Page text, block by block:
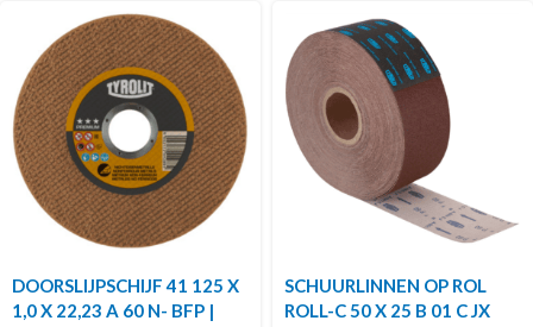
DOORSLIJPSCHIJF 41 125 X
1,0 X 22,23 A 60 N- BFP |
SCHUURLINNEN OP ROL
ROLL-C 50 X 25 B 01 C JX